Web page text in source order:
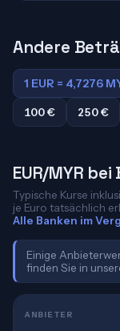
Andere
1 EUR = 4,7276
100 €
250 €
EUR/MYR
Typische Kurse
je Euro tatsächlich
Alle Banken im
Einige
finden Sie in
ANBIETER